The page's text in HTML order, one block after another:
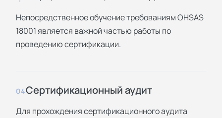
Непосредственное обучение требованиям OHSAS
18001 является важной частью работы по
проведению сертификации.
04Сертификационный аудит
Для прохождения сертификационного аудита